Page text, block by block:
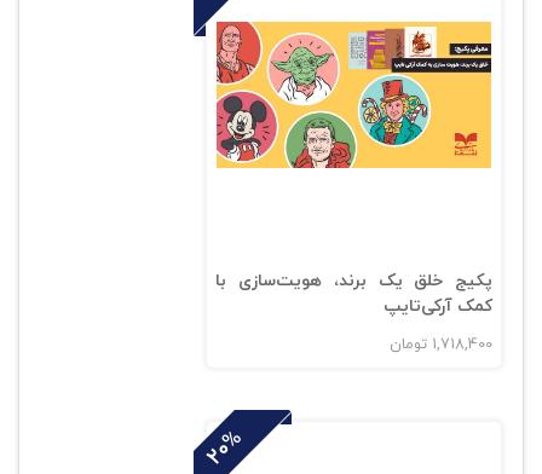
پکیج خلق یک برند، هویت‌سازی با
کمک آرکی‌تایپ
1,718,400 تومان
20%